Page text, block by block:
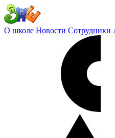
О школе Новости Сотрудники